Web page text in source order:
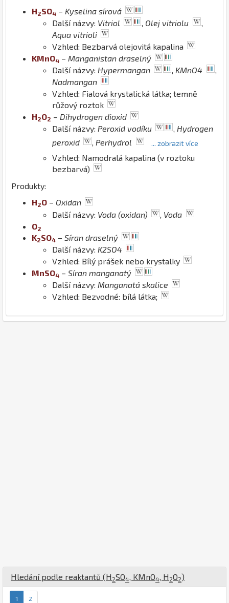
H2SO4 – Kyselina sírová
Další názvy: Vitriol Olej vitriolu
Aqua vitrioli
Vzhled: Bezbarvá olejovitá kapalina
KMnO4 – Manganistan draselný
Další názvy: Hypermangan , KMnO4
,
Nadmangan
Vzhled: Fialová krystalická látka; temně
růžový roztok
H2O2 – Dihydrogen dioxid
Další názvy: Peroxid vodíku , Hydrogen
peroxid
, Perhydrol ... zobrazit více
Vzhled: Namodralá kapalina (v roztoku
bezbarvá)
Produkty:
H2O – Oxidan
Další názvy: Voda (oxidan)
Voda
O2
K2SO4 – Síran draselný
Další názvy: K2SO4
Vzhled: Bílý prášek nebo krystalky
MnSO4 – Síran manganatý
Další názvy: Manganatá skalice
Vzhled: Bezvodné: bílá látka;
Hledání podle reaktantů (H 2SO4, KMnO4, H 2O2)
1 2